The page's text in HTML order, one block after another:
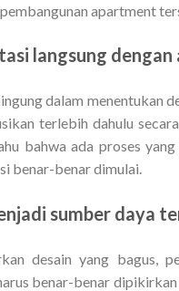
apartment
langsung dengan
dalam menentukan
terlebih dahulu
bahwa ada proses
benar-benar dimulai.
sumber daya
desain yang bagus,
benar-benar